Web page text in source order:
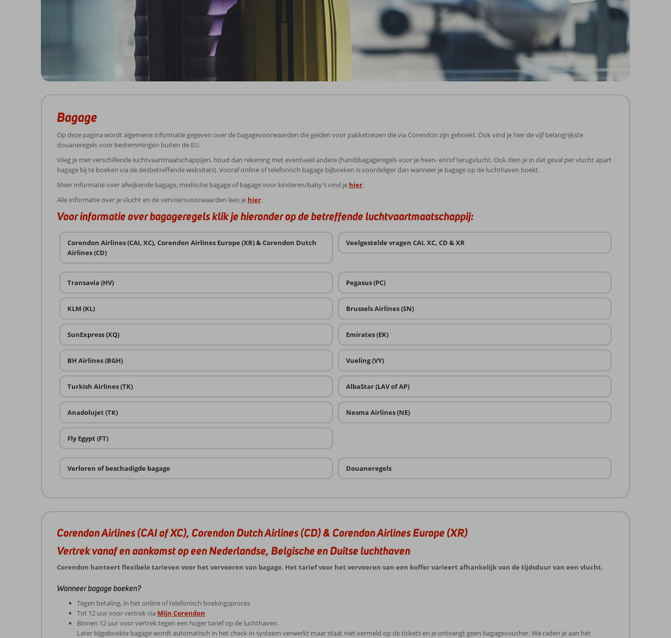
Bagage
Op deze pagina wordt algemene informatie gegeven over de bagagevoorwaarden die gelden voor pakketreizen die via Corendon zijn geboekt. Ook vind je hier de vijf belangrijkste
douaneregels voor bestemmingen buiten de EU.
Vlieg je met verschillende luchtvaartmaatschappijen, houd dan rekening met eventueel andere (hand)bagageregels voor je heen- en/of terugvlucht. Ook dien je in dat geval per vlucht apart
bagage bij te boeken via de desbetreffende website(s). Vooraf online of telefonisch bagage bijboeken is voordeliger dan wanneer je bagage op de luchthaven boekt.
Meer informatie over afwijkende bagage, medische bagage of bagage voor kinderen/baby's vind je hier.
Alle informatie over je vlucht en de vervoersvoorwaarden lees je hier.
Voor informatie over bagageregels klik je hieronder op de betreffende luchtvaartmaatschappij:
Corendon Airlines (CAI, XC), Corendon Airlines Europe (XR) & Corendon Dutch
Airlines (CD)
Veelgestelde vragen CAI, XC, CD & XR
Transavia (HV)
KLM (KL)
SunExpress (XQ)
BH Airlines (BGH)
Turkish Airlines (TK)
Anadolujet (TK)
Fly Egypt (FT)
Pegasus (PC)
Brussels Airlines (SN)
Emirates (EK)
Vueling (VY)
AlbaStar (LAV of AP)
Nesma Airlines (NE)
Verloren of beschadigde bagage Douaneregels
Corendon Airlines (CAI of XC), Corendon Dutch Airlines (CD) & Corendon Airlines Europe (XR)
Vertrek vanaf en aankomst op een Nederlandse, Belgische en Duitse luchthaven
Corendon hanteert flexibele tarieven voor het vervoeren van bagage. Het tarief voor het vervoeren van een koffer varieert afhankelijk van de tijdsduur van een vlucht.
Wanneer bagage boeken?
Tegen betaling, in het online of telefonisch boekingsproces
Tot 12 uur voor vertrek via Mijn Corendon
Binnen 12 uur voor vertrek tegen een hoger tarief op de luchthaven.
Later bijgeboekte bagage wordt automatisch in het check-in systeem verwerkt maar staat niet vermeld op de tickets en je ontvangt geen bagagevoucher. We raden je aan het